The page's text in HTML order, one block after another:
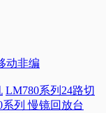
动非编
LM780系列24路切
系列 慢镜回放台